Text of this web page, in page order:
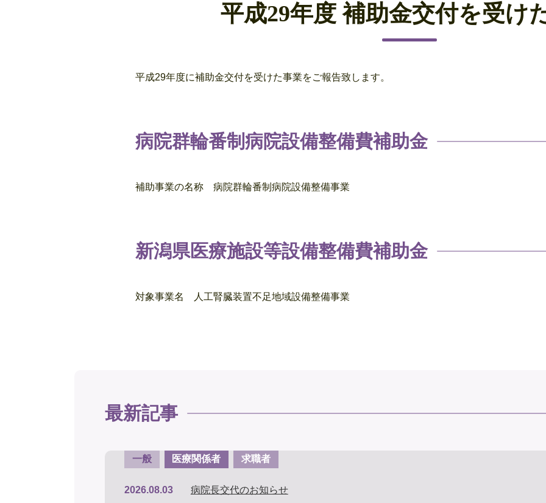
平成29年度 補助金交付を受け
平成29年度に補助金交付を受けた事業をご報告致します。
病院群輪番制病院設備整備費補助金
補助事業の名称 病院群輪番制病院設備整備事業
新潟県医療施設等設備整備費補助金
対象事業名 人工腎臓装置不足地域設備整備事業
最新記事
2026.08.03 病院長交代のお知らせ
一般 医療関係者 求職者